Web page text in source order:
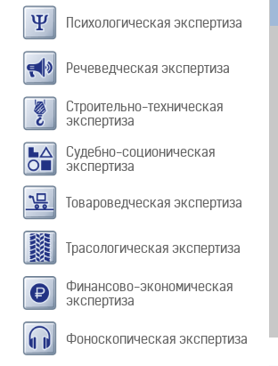
Психологическая экспертиза
Речеведческая экспертиза
Строительно-техническая
экспертиза
Судебно-соционическая
экспертиза
Товароведческая экспертиза
Трасологическая экспертиза
Финансово-экономическая
экспертиза
Фоноскопическая экспертиза